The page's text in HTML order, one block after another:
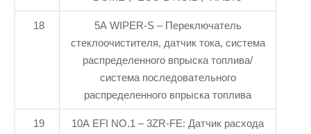
18
5A WIPER-S – Переключатель
стеклоочистителя, датчик тока, система
распределенного впрыска топлива/
система последовательного
распределенного впрыска топлива
19
10A EFI NO.1 – 3ZR-FE: Датчик расхода